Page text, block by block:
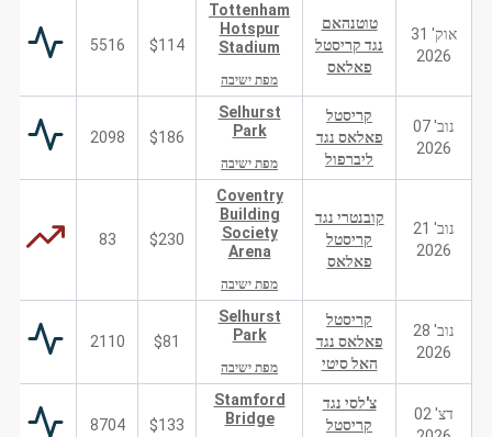
אוק' 31
2026
טוטנהאם
נגד קריסטל
פאלאס
Tottenham
Hotspur
Stadium
מפת ישיבה
$114
5516
נוב' 07
2026
קריסטל
פאלאס נגד
ליברפול
Selhurst
Park
מפת ישיבה
$186
2098
נוב' 21
2026
קובנטרי נגד
קריסטל
פאלאס
Coventry
Building
Society
Arena
מפת ישיבה
$230
83
נוב' 28
2026
קריסטל
פאלאס נגד
האל סיטי
Selhurst
Park
מפת ישיבה
$81
2110
דצ' 02
צ'לסי נגד
קריסטל
Stamford
Bridge
$133
8704